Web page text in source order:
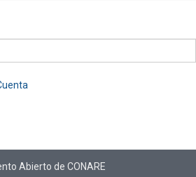
Abierto de CONARE